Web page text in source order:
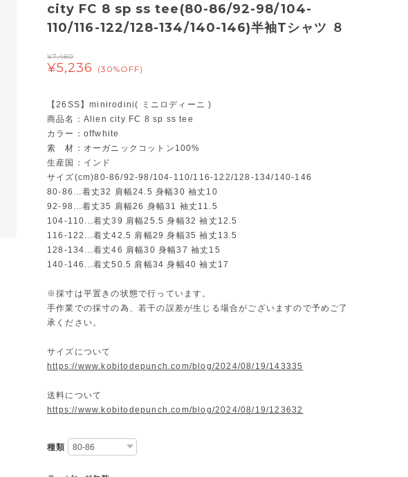
city FC 8 sp ss tee(80-86/92-98/104-
110/116-122/128-134/140-146)半袖Tシャツ ８
¥7,480
¥5,236 (30%OFF)
【26SS】minirodini( ミニロディーニ )
商品名：Alien city FC 8 sp ss tee
カラー：offwhite
素 材：オーガニックコットン100%
生産国：インド
サイズ(cm)80-86/92-98/104-110/116-122/128-134/140-146
80-86...着丈32 肩幅24.5 身幅30 袖丈10
92-98...着丈35 肩幅26 身幅31 袖丈11.5
104-110...着丈39 肩幅25.5 身幅32 袖丈12.5
116-122...着丈42.5 肩幅29 身幅35 袖丈13.5
128-134...着丈46 肩幅30 身幅37 袖丈15
140-146...着丈50.5 肩幅34 身幅40 袖丈17
※採寸は平置きの状態で行っています。
手作業での採寸の為、若干の誤差が生じる場合がございますので予めご了
承ください。
サイズについて
https://www.kobitodepunch.com/blog/2024/08/19/143335
送料について
https://www.kobitodepunch.com/blog/2024/08/19/123632
種類